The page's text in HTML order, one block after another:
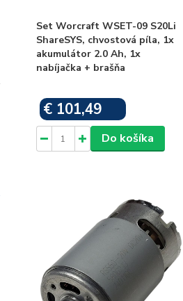
Set Worcraft WSET-09 S20Li
ShareSYS, chvostová píla, 1x
akumulátor 2.0 Ah, 1x
nabíjačka + brašňa
€ 101,49
Do košíka